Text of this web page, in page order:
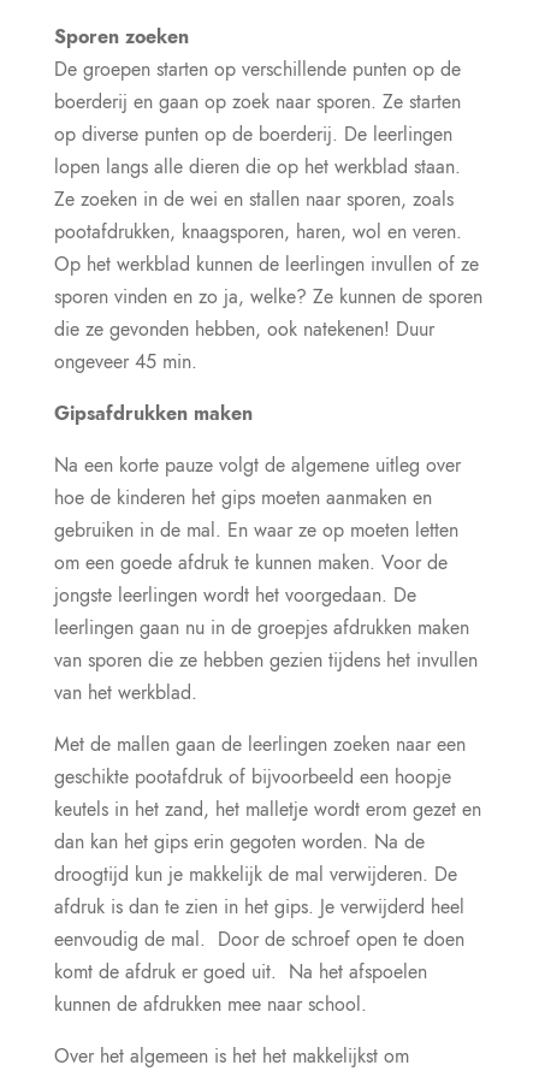
Sporen zoeken
De groepen starten op verschillende punten op de
boerderij en gaan op zoek naar sporen. Ze starten
op diverse punten op de boerderij. De leerlingen
lopen langs alle dieren die op het werkblad staan.
Ze zoeken in de wei en stallen naar sporen, zoals
pootafdrukken, knaagsporen, haren, wol en veren.
Op het werkblad kunnen de leerlingen invullen of ze
sporen vinden en zo ja, welke? Ze kunnen de sporen
die ze gevonden hebben, ook natekenen! Duur
ongeveer 45 min.
Gipsafdrukken maken
Na een korte pauze volgt de algemene uitleg over
hoe de kinderen het gips moeten aanmaken en
gebruiken in de mal. En waar ze op moeten letten
om een goede afdruk te kunnen maken. Voor de
jongste leerlingen wordt het voorgedaan. De
leerlingen gaan nu in de groepjes afdrukken maken
van sporen die ze hebben gezien tijdens het invullen
van het werkblad.
Met de mallen gaan de leerlingen zoeken naar een
geschikte pootafdruk of bijvoorbeeld een hoopje
keutels in het zand, het malletje wordt erom gezet en
dan kan het gips erin gegoten worden. Na de
droogtijd kun je makkelijk de mal verwijderen. De
afdruk is dan te zien in het gips. Je verwijderd heel
eenvoudig de mal. Door de schroef open te doen
komt de afdruk er goed uit. Na het afspoelen
kunnen de afdrukken mee naar school.
Over het algemeen is het het makkelijkst om